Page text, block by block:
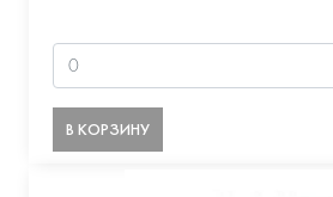
В КОРЗИНУ